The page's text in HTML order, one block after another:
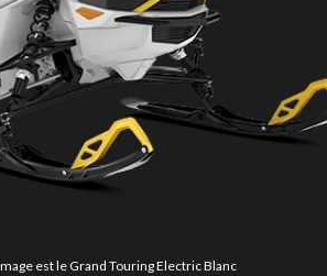
est le Grand Touring Electric Blanc